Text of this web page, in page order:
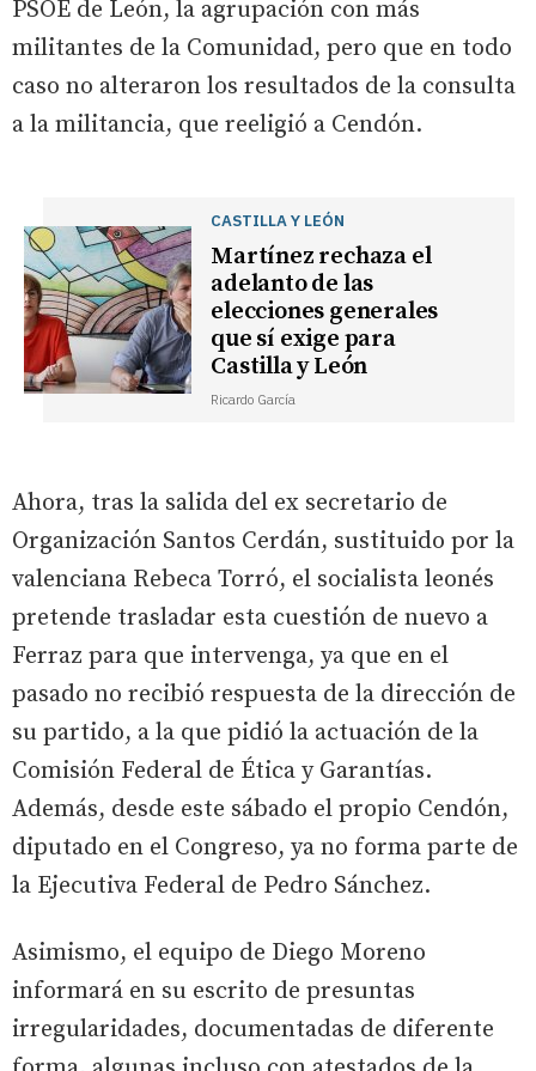
PSOE de León, la agrupación con más
militantes de la Comunidad, pero que en todo
caso no alteraron los resultados de la consulta
a la militancia, que reeligió a Cendón.
CASTILLA Y LEÓN
Martínez rechaza el
adelanto de las
elecciones generales
que sí exige para
Castilla y León
Ricardo García
Ahora, tras la salida del ex secretario de
Organización Santos Cerdán, sustituido por la
valenciana Rebeca Torró, el socialista leonés
pretende trasladar esta cuestión de nuevo a
Ferraz para que intervenga, ya que en el
pasado no recibió respuesta de la dirección de
su partido, a la que pidió la actuación de la
Comisión Federal de Ética y Garantías.
Además, desde este sábado el propio Cendón,
diputado en el Congreso, ya no forma parte de
la Ejecutiva Federal de Pedro Sánchez.
Asimismo, el equipo de Diego Moreno
informará en su escrito de presuntas
irregularidades, documentadas de diferente